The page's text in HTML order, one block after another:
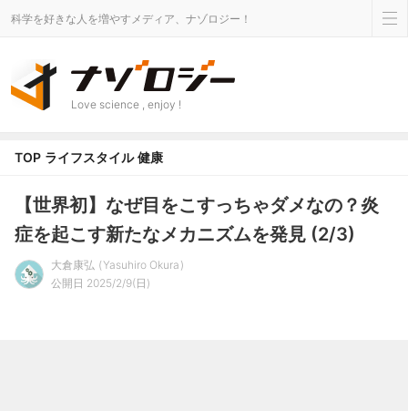
科学を好きな人を増やすメディア、ナゾロジー！
Love science , enjoy !
TOP ライフスタイル 健康
【世界初】なぜ目をこすっちゃダメなの？炎
症を起こす新たなメカニズムを発見 (2/3)
大倉康弘
Yasuhiro Okura
公開日 2025/2/9(日)